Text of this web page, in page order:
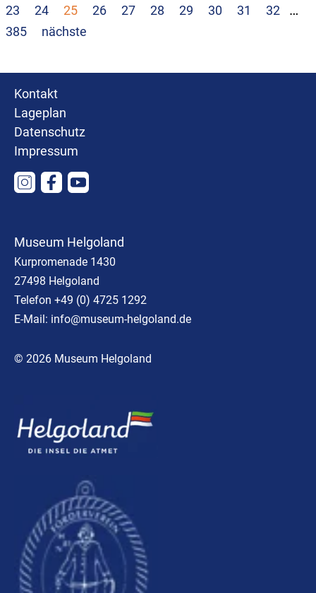
23
24 25 26 27 28 29 30 31 32 …
385 nächste
Kontakt
Lageplan
Datenschutz
Impressum
Museum Helgoland
Kurpromenade 1430
27498 Helgoland
Telefon +49 (0) 4725 1292
E-Mail: info@museum-helgoland.de
© 2026 Museum Helgoland